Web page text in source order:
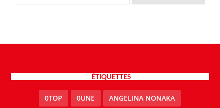
ÉTIQUETTES
0TOP 0UNE ANGELINA NONAKA